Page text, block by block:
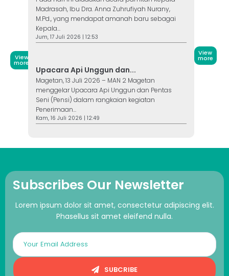
View
more
Madrasah, Ibu Dra. Anna Zuhrufiyah Nurany,
M.Pd., yang mendapat amanah baru sebagai
Kepala...
Jum, 17 Juli 2026 | 12:53
Upacara Api Unggun dan...
Magetan, 13 Juli 2026 – MAN 2 Magetan
menggelar Upacara Api Unggun dan Pentas
Seni (Pensi) dalam rangkaian kegiatan
Penerimaan...
Kam, 16 Juli 2026 | 12:49
View
more
Subscribes Our Newsletter
Lorem ipsum dolor sit amet, consectetur adipiscing elit.
Phasellus sit amet eleifend nulla.
SUBCRIBE